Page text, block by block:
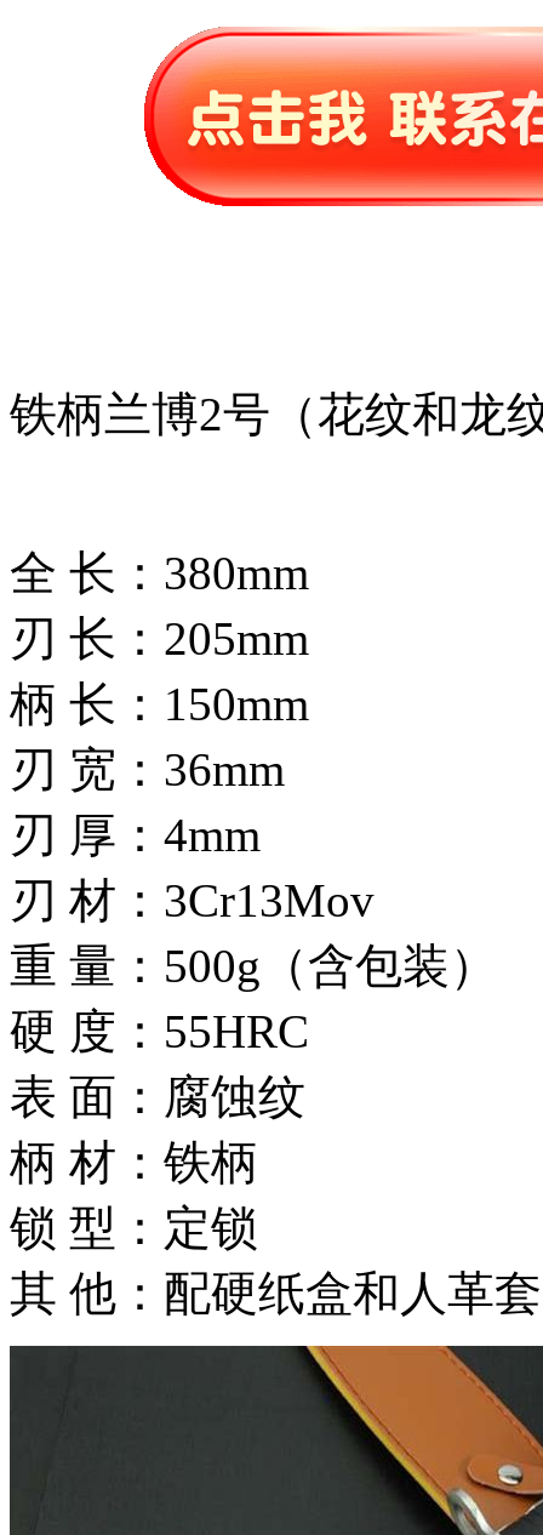
铁柄兰博2号（花纹和龙
全 长：380mm
刃 长：205mm
柄 长：150mm
刃 宽：36mm
刃 厚：4mm
刃 材：3Cr13Mov
重 量：500g（含包装）
硬 度：55HRC
表 面：腐蚀纹
柄 材：铁柄
锁 型：定锁
其 他：配硬纸盒和人革套